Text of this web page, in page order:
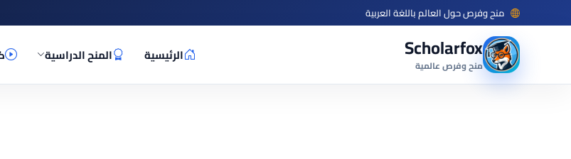
منح وفرص حول العالم باللغة العربية
Scholarfox
منح وفرص عالمية
الرئيسية المنح الدراسية